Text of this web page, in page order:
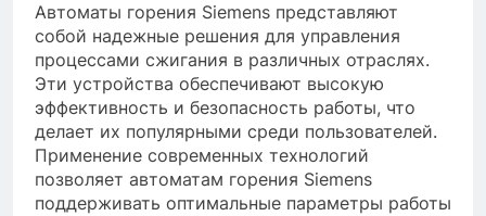
Автоматы горения Siemens представляют
собой надежные решения для управления
процессами сжигания в различных отраслях.
Эти устройства обеспечивают высокую
эффективность и безопасность работы, что
делает их популярными среди пользователей.
Применение современных технологий
позволяет автоматам горения Siemens
поддерживать оптимальные параметры работы